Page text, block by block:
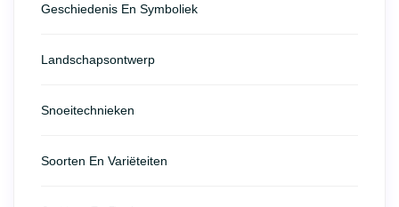
Geschiedenis En Symboliek
Landschapsontwerp
Snoeitechnieken
Soorten En Variëteiten